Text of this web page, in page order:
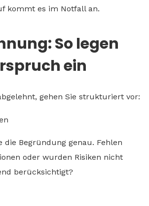
kommt es im Notfall an.
So legen
ein
gehen Sie strukturiert vor:
die Begründung genau. Fehlen
oder wurden Risiken nicht
berücksichtigt?